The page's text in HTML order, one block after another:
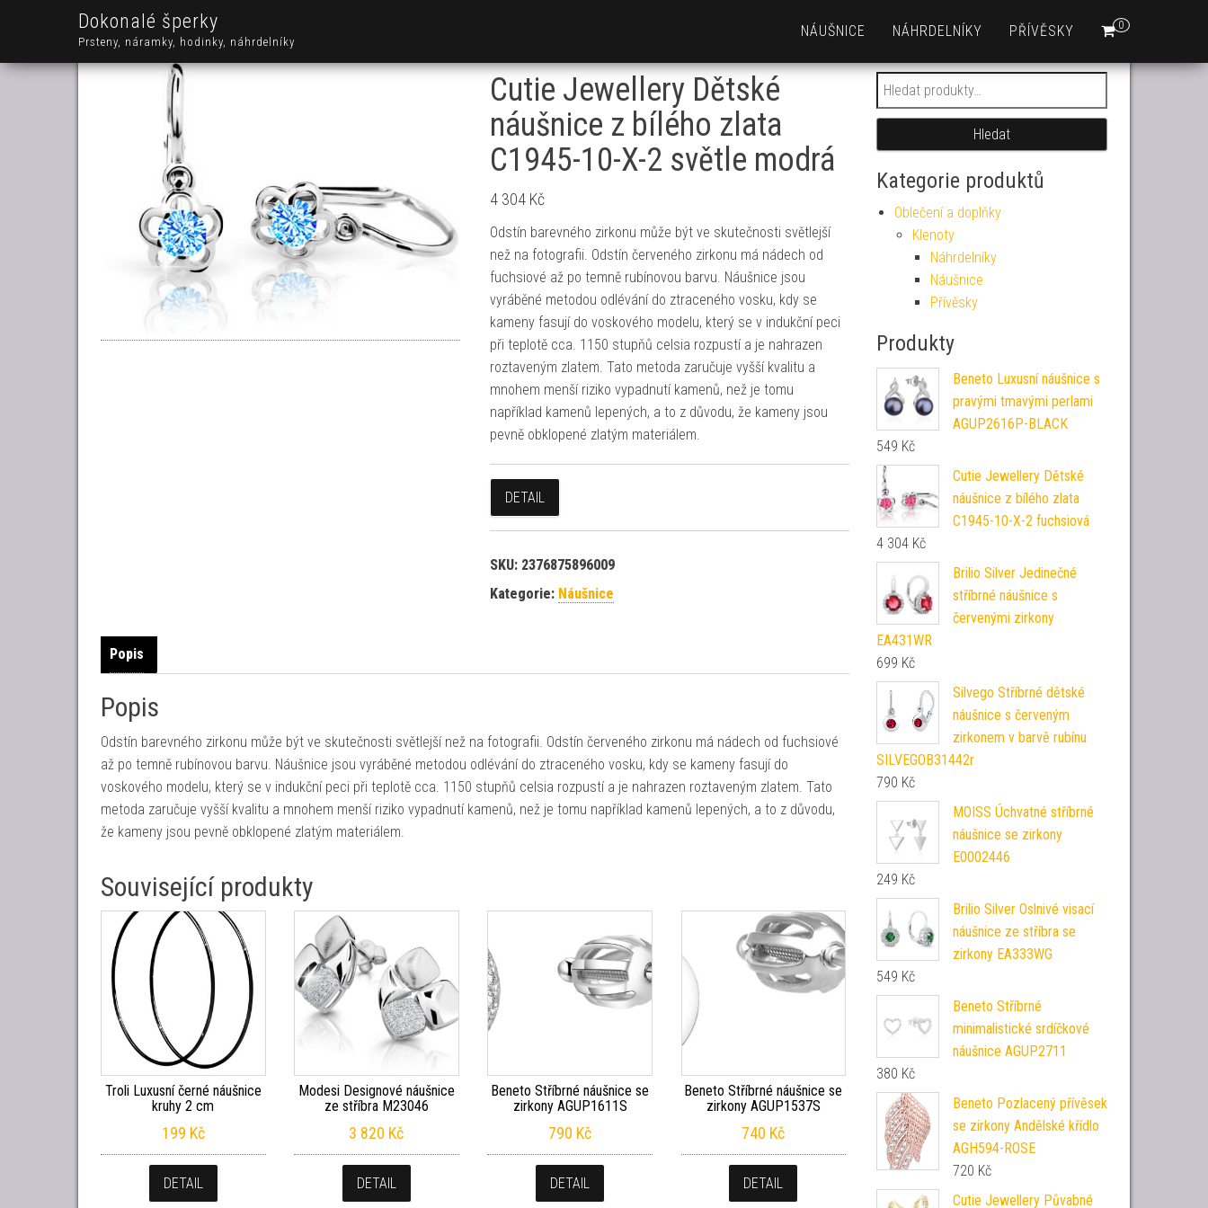
Dokonalé šperky
Prsteny, náramky, hodinky, náhrdelníky
0
NÁUŠNICE NÁHRDELNÍKY PŘÍVĚSKY
Cutie Jewellery Dětské
náušnice z bílého zlata
C1945-10-X-2 světle modrá
4 304 Kč
Odstín barevného zirkonu může být ve skutečnosti světlejší
než na fotografii. Odstín červeného zirkonu má nádech od
fuchsiové až po temně rubínovou barvu. Náušnice jsou
vyráběné metodou odlévání do ztraceného vosku, kdy se
kameny fasují do voskového modelu, který se v indukční peci
při teplotě cca. 1150 stupňů celsia rozpustí a je nahrazen
roztaveným zlatem. Tato metoda zaručuje vyšší kvalitu a
mnohem menší riziko vypadnutí kamenů, než je tomu
například kamenů lepených, a to z důvodu, že kameny jsou
pevně obklopené zlatým materiálem.
DETAIL
SKU: 2376875896009
Kategorie: Náušnice
Popis
Popis
Odstín barevného zirkonu může být ve skutečnosti světlejší než na fotografii. Odstín červeného zirkonu má nádech od fuchsiové
až po temně rubínovou barvu. Náušnice jsou vyráběné metodou odlévání do ztraceného vosku, kdy se kameny fasují do
voskového modelu, který se v indukční peci při teplotě cca. 1150 stupňů celsia rozpustí a je nahrazen roztaveným zlatem. Tato
metoda zaručuje vyšší kvalitu a mnohem menší riziko vypadnutí kamenů, než je tomu například kamenů lepených, a to z důvodu,
že kameny jsou pevně obklopené zlatým materiálem.
Související produkty
Troli Luxusní černé náušnice
kruhy 2 cm
199 Kč
DETAIL
Modesi Designové náušnice
ze stříbra M23046
3 820 Kč
DETAIL
Beneto Stříbrné náušnice se
zirkony AGUP1611S
790 Kč
DETAIL
Beneto Stříbrné náušnice se
zirkony AGUP1537S
740 Kč
DETAIL
Hledat:
Hledat
Kategorie produktů
Oblečení a doplňky
Klenoty
Náhrdelníky
Náušnice
Přívěsky
Produkty
Beneto Luxusní náušnice s
pravými tmavými perlami
AGUP2616P-BLACK
549 Kč
Cutie Jewellery Dětské
náušnice z bílého zlata
C1945-10-X-2 fuchsiová
4 304 Kč
Brilio Silver Jedinečné
stříbrné náušnice s
červenými zirkony
EA431WR
699 Kč
Silvego Stříbrné dětské
náušnice s červeným
zirkonem v barvě rubínu
SILVEGOB31442r
790 Kč
MOISS Úchvatné stříbrné
náušnice se zirkony
E0002446
249 Kč
Brilio Silver Oslnivé visací
náušnice ze stříbra se
zirkony EA333WG
549 Kč
Beneto Stříbrné
minimalistické srdíčkové
náušnice AGUP2711
380 Kč
Beneto Pozlacený přívěsek
se zirkony Andělské křídlo
AGH594-ROSE
720 Kč
Cutie Jewellery Půvabné